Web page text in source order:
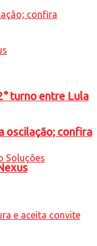
turno entre Lula
oscilação; confira
Soluções